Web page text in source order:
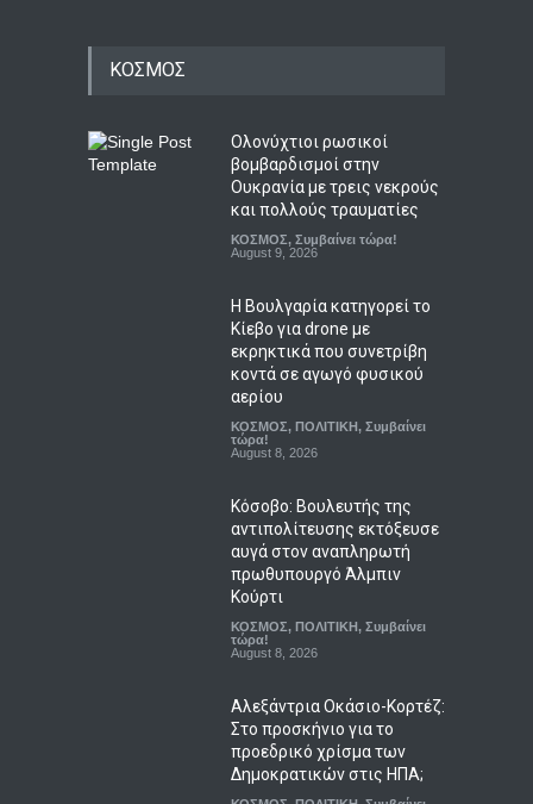
ΚΟΣΜΟΣ
Ολονύχτιοι ρωσικοί
βομβαρδισμοί στην
Ουκρανία με τρεις νεκρούς
και πολλούς τραυματίες
ΚΟΣΜΟΣ, Συμβαίνει τώρα!
August 9, 2026
Η Βουλγαρία κατηγορεί το
Κίεβο για drone με
εκρηκτικά που συνετρίβη
κοντά σε αγωγό φυσικού
αερίου
ΚΟΣΜΟΣ, ΠΟΛΙΤΙΚΗ, Συμβαίνει
τώρα!
August 8, 2026
Κόσοβο: Βουλευτής της
αντιπολίτευσης εκτόξευσε
αυγά στον αναπληρωτή
πρωθυπουργό Άλμπιν
Κούρτι
ΚΟΣΜΟΣ, ΠΟΛΙΤΙΚΗ, Συμβαίνει
τώρα!
August 8, 2026
Αλεξάντρια Οκάσιο-Κορτέζ:
Στο προσκήνιο για το
προεδρικό χρίσμα των
Δημοκρατικών στις ΗΠΑ;